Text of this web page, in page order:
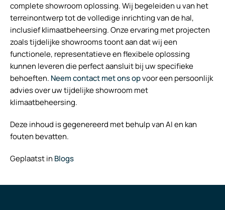
complete showroom oplossing. Wij begeleiden u van het
terreinontwerp tot de volledige inrichting van de hal,
inclusief klimaatbeheersing. Onze ervaring met projecten
zoals tijdelijke showrooms toont aan dat wij een
functionele, representatieve en flexibele oplossing
kunnen leveren die perfect aansluit bij uw specifieke
behoeften. Neem contact met ons opvoor een persoonlijk
advies over uw tijdelijke showroom met
klimaatbeheersing.
Deze inhoud is gegenereerd met behulp van AI en kan
fouten bevatten.
Geplaatst in Blogs